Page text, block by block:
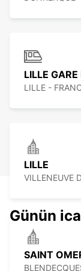
LILLE
LILLE -
LILLE
VILLENEUVE
SAINT
Günün